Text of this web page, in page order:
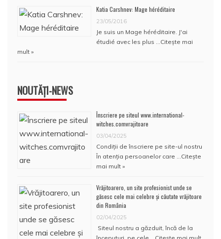
Katia Carshnev: Mage héréditaire
23/05/2016
Je suis un Mage héréditaire. J'ai
étudié avec les plus …Citește mai
mult »
NOUTĂȚI-NEWS
Înscriere pe siteul www.international-
witches.comvrajitoare
03/04/2025
Condiţii de înscriere pe site-ul nostru
În atenţia persoanelor care …Citește
mai mult »
Vrăjitoarero, un site profesionist unde se
găsesc cele mai celebre și căutate vrăjitoare
din România
02/04/2025
Siteul nostru a găzduit, încă de la